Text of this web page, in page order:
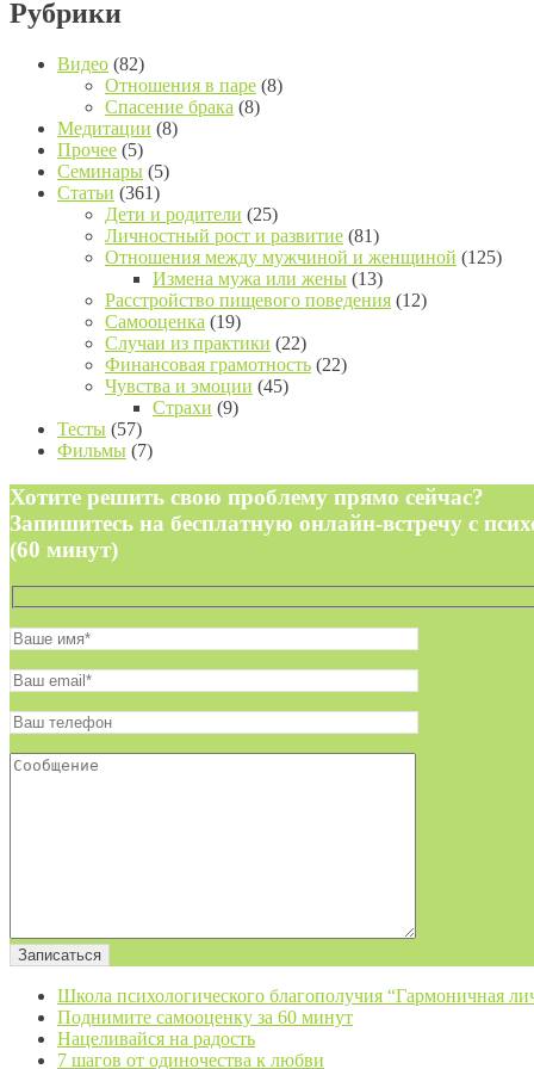
Рубрики
Видео (82)
Отношения в паре (8)
Спасение брака (8)
Медитации (8)
Прочее (5)
Семинары (5)
Статьи (361)
Дети и родители (25)
Личностный рост и развитие (81)
Отношения между мужчиной и женщиной (125)
Измена мужа или жены (13)
Расстройство пищевого поведения (12)
Самооценка (19)
Случаи из практики (22)
Финансовая грамотность (22)
Чувства и эмоции (45)
Страхи (9)
Тесты (57)
Фильмы (7)
Хотите решить свою проблему прямо сейчас?
Запишитесь на бесплатную онлайн-встречу с
(60 минут)
Школа психологического благополучия “Гармоничная
Поднимите самооценку за 60 минут
Нацеливайся на радость
7 шагов от одиночества к любви